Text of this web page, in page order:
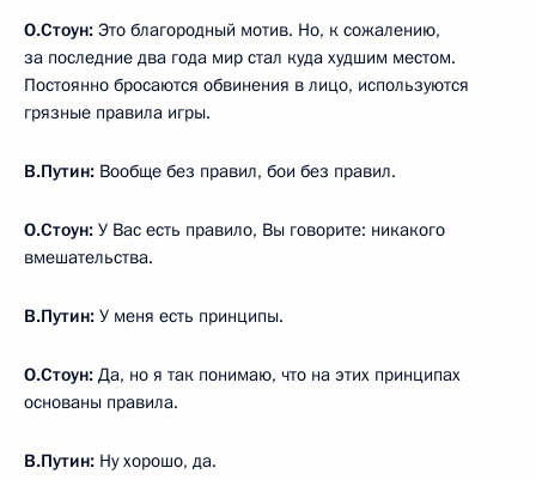
О.Стоун: Это благородный мотив. Но, к сожалению,
за последние два года мир стал куда худшим местом.
Постоянно бросаются обвинения в лицо, используются
грязные правила игры.
В.Путин: Вообще без правил, бои без правил.
О.Стоун: У Вас есть правило, Вы говорите: никакого
вмешательства.
В.Путин: У меня есть принципы.
О.Стоун: Да, но я так понимаю, что на этих принципах
основаны правила.
В.Путин: Ну хорошо, да.